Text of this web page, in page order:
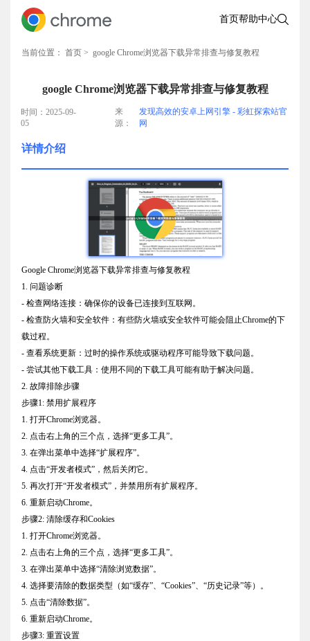
首页帮助中心
当前位置： 首页 > google Chrome浏览器下载异常排查与修复教程
google Chrome浏览器下载异常排查与修复教程
时间：2025-09-
05
来
源：
发现高效的安卓上网引擎 - 彩虹探索站官
网
详情介绍
Google Chrome浏览器下载异常排查与修复教程
1. 问题诊断
- 检查网络连接：确保你的设备已连接到互联网。
- 检查防火墙和安全软件：有些防火墙或安全软件可能会阻止Chrome的下
载过程。
- 查看系统更新：过时的操作系统或驱动程序可能导致下载问题。
- 尝试其他下载工具：使用不同的下载工具可能有助于解决问题。
2. 故障排除步骤
步骤1: 禁用扩展程序
1. 打开Chrome浏览器。
2. 点击右上角的三个点，选择“更多工具”。
3. 在弹出菜单中选择“扩展程序”。
4. 点击“开发者模式”，然后关闭它。
5. 再次打开“开发者模式”，并禁用所有扩展程序。
6. 重新启动Chrome。
步骤2: 清除缓存和Cookies
1. 打开Chrome浏览器。
2. 点击右上角的三个点，选择“更多工具”。
3. 在弹出菜单中选择“清除浏览数据”。
4. 选择要清除的数据类型（如“缓存”、“Cookies”、“历史记录”等）。
5. 点击“清除数据”。
6. 重新启动Chrome。
步骤3: 重置设置